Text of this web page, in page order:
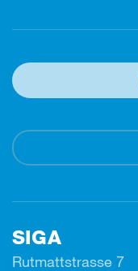
SIGA
Rutmattstrasse 7